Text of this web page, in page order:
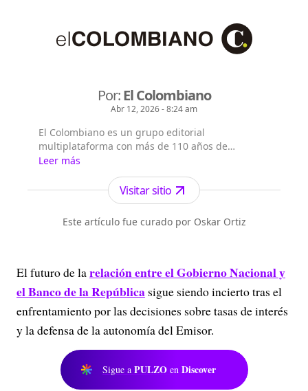
Por:El Colombiano
Abr 12, 2026 - 8:24 am
El Colombiano es un grupo editorial
multiplataforma con más de 110 años de
existencia. Nació en la ciudad de Medellín en
Antioquia. Fundado el 6 de febrero de 1912 por
Francisco de Paula Pérez, se ha especializado en
la investigación y generación de contenidos
periodísticos para diferentes plataformas en las
que provee a las audiencias de piezas mult...
Leer más
Visitar sitio
Este artículo fue curado por Oskar Ortiz
El futuro de larelación entre el Gobierno Nacional y
el Banco de la República sigue siendo incierto tras el
enfrentamiento por las decisiones sobre tasas de interés
y la defensa de la autonomía del Emisor.
Sigue a PULZO en Discover